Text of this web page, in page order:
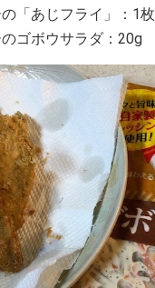
「あじフライ」：1枚
ゴボウサラダ：20g